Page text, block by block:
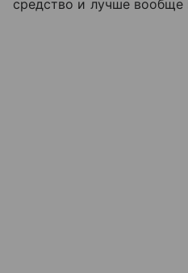
средство и лучше вообще